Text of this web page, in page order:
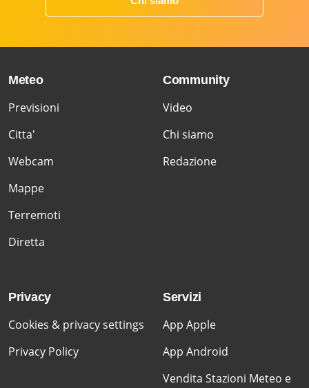
Meteo
Previsioni
Citta'
Webcam
Mappe
Terremoti
Diretta
Community
Video
Chi siamo
Redazione
Privacy
Cookies & privacy settings
Privacy Policy
Servizi
App Apple
App Android
Vendita Stazioni Meteo e